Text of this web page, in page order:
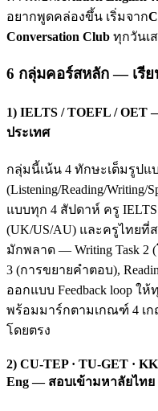
อยากพูดคล่องขึ้น เริ่มจาก
Conversation Club ทุกวันเ
6 กลุ่มคอร์สหลัก — เรีย
1) IELTS / TOEFL / OET
ประเทศ
กลุ่มนี้เน้น 4 ทักษะเต็มรูปแ
(Listening/Reading/Writing/
แบบทุก 4 สัปดาห์ ครู
(UK/US/AU) และครูไทยที่ส
มักพลาด — Writing Task 2 (
3 (การขยายคำตอบ),
ออกแบบ Feedback loop ใ
พร้อมมาร์กตามเกณฑ์ 4 เก
โดยตรง
2) CU-TEP · TU-GET ·
Eng — สอบเข้ามหาลัยไทย